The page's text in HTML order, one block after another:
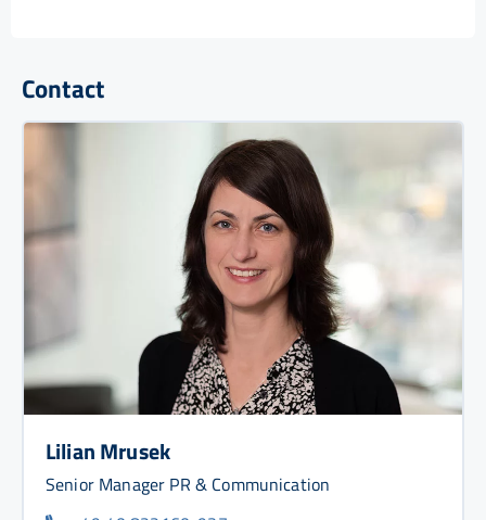
Contact
Lilian Mrusek
Senior Manager PR & Communication